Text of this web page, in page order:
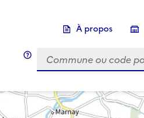
À propos
Choix d'une commune
Infobulle